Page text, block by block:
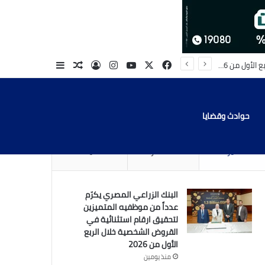
فيسبوك‫YouTubeانستقرامتسجيل الدخول
مقال عشوائي
إضافة عمود
حوادث وقضايا
الأخيرة الأشهر تعليقات
البنك الزراعي المصري يكرّم
عدداً من موظفيه المتميزين
لتحقيق ارقام استثنائية في
القروض الشخصية خلال الربع
الأول من 2026
منذ يومين